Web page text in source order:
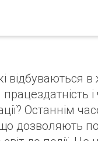
відбуваються в
і
Останнім
дозволяють